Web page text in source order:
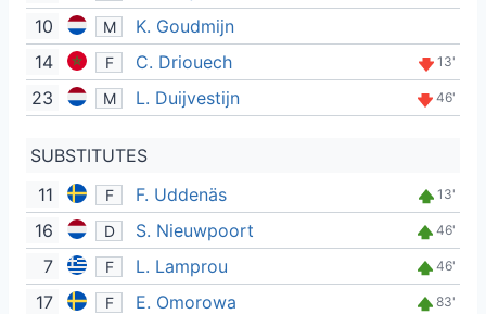
10
M
K. Goudmijn
14
F C. Driouech 13'
23 M L. Duijvestijn 46'
SUBSTITUTES
11
F F. Uddenäs 13'
16 D S. Nieuwpoort 46'
7 F L. Lamprou 46'
17 F E. Omorowa 83'